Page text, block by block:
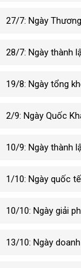
27/7: Ngày
28/7: Ngày thành
19/8: Ngày tổng
2/9: Ngày Quốc
10/9: Ngày thành
1/10: Ngày quốc
10/10: Ngày giải
13/10: Ngày